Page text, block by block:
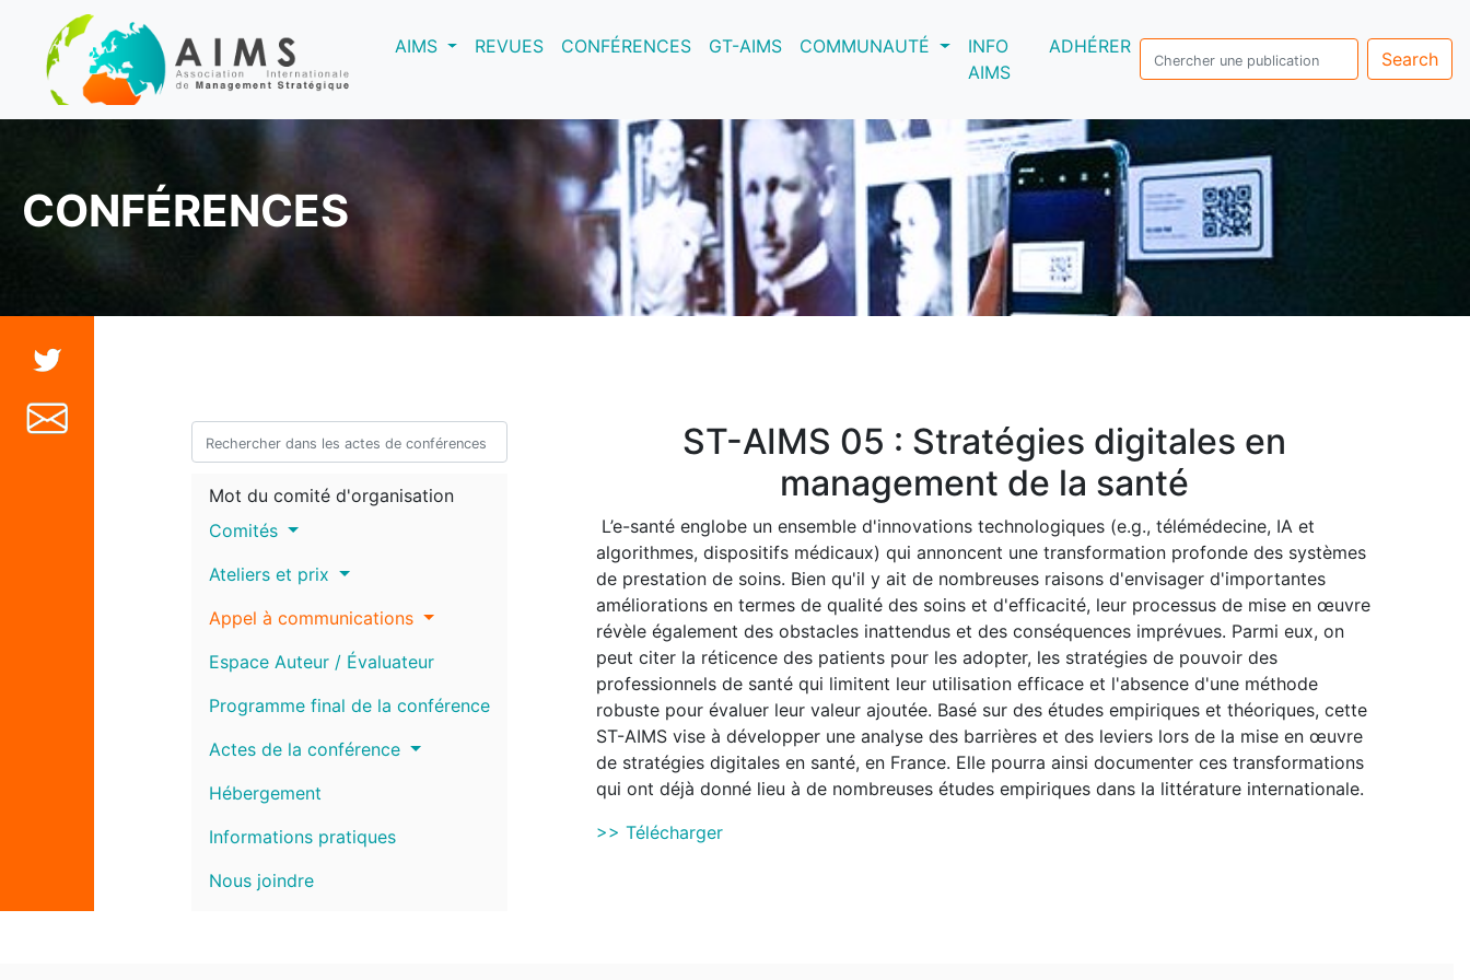
AIMS(current)REVUES CONFÉRENCES GT-AIMS COMMUNAUTÉ
INFO
AIMS
ADHÉRER
Search
CONFÉRENCES
Mot du comité d'organisation
Comités
Ateliers et prix
Appel à communications
Espace Auteur / Évaluateur
Programme final de la conférence
Actes de la conférence
Hébergement
Informations pratiques
Nous joindre
ST-AIMS 05 : Stratégies digitales en
management de la santé
L’e-santé englobe un ensemble d'innovations technologiques (e.g., télémédecine, IA et
algorithmes, dispositifs médicaux) qui annoncent une transformation profonde des systèmes
de prestation de soins. Bien qu'il y ait de nombreuses raisons d'envisager d'importantes
améliorations en termes de qualité des soins et d'efficacité, leur processus de mise en œuvre
révèle également des obstacles inattendus et des conséquences imprévues. Parmi eux, on
peut citer la réticence des patients pour les adopter, les stratégies de pouvoir des
professionnels de santé qui limitent leur utilisation efficace et l'absence d'une méthode
robuste pour évaluer leur valeur ajoutée. Basé sur des études empiriques et théoriques, cette
ST-AIMS vise à développer une analyse des barrières et des leviers lors de la mise en œuvre
de stratégies digitales en santé, en France. Elle pourra ainsi documenter ces transformations
qui ont déjà donné lieu à de nombreuses études empiriques dans la littérature internationale.
>> Télécharger